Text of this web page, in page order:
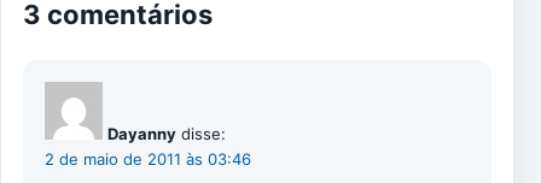
3 comentários
Dayanny disse:
2 de maio de 2011 às 03:46